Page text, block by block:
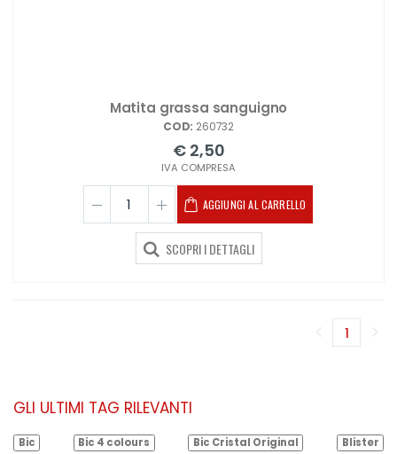
Matita grassa sanguigno
COD: 260732
€ 2,50
IVA COMPRESA
AGGIUNGI AL CARRELLO
SCOPRI I DETTAGLI
1
GLI ULTIMI TAG RILEVANTI
Bic Bic 4 colours Bic Cristal Original
Blister